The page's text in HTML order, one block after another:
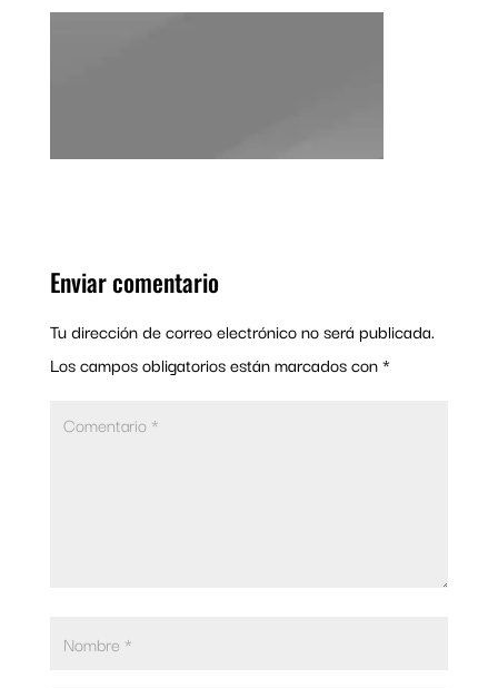
Enviar comentario
Tu dirección de correo electrónico no será publicada.
Los campos obligatorios están marcados con*